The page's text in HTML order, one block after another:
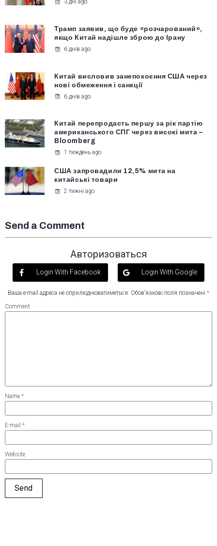
3 дні ago
Трамп заявив, що буде «розчарований»,
якщо Китай надішле зброю до Ірану
6 днів ago
Китай висловив занепокоєння США через
нові обмеження і санкції
6 днів ago
Китай перепродасть першу за рік партію
американського СПГ через високі мита –
Bloomberg
1 тиждень ago
США запровадили 12,5% мита на
китайські товари
2 тижні ago
Send a Comment
Авторизоваться
Login With Facebook Login With Google
Ваша e-mail адреса не оприлюднюватиметься. Обов’язкові поля позначені *
Comment
Name *
E-mail *
Website